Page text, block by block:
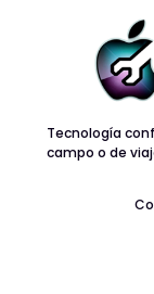
Tecnología
campo o de